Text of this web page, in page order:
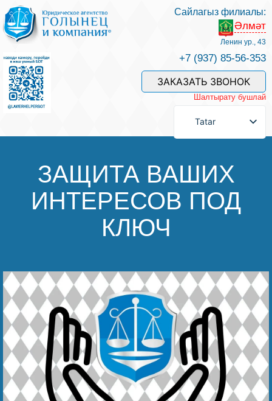
Хезмәтләре һәм безнең белгечләр
Хезмәт өчен түләү
Сорау бирергә
Фикерләр
Файдалы мәкаләләр
Безнең җиңү
Видео турында безне
Сайлагыз филиалы:
Әлмәт
Ленин ур., 43
+7 (937) 85-56-353
ЗАКАЗАТЬ ЗВОНОК
Шалтырату бушлай
Tatar
ЗАЩИТА ВАШИХ
ИНТЕРЕСОВ ПОД
КЛЮЧ